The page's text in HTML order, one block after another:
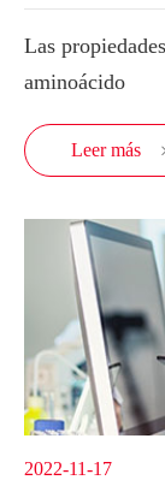
Las
aminoácido
Leer más
2022-11-17